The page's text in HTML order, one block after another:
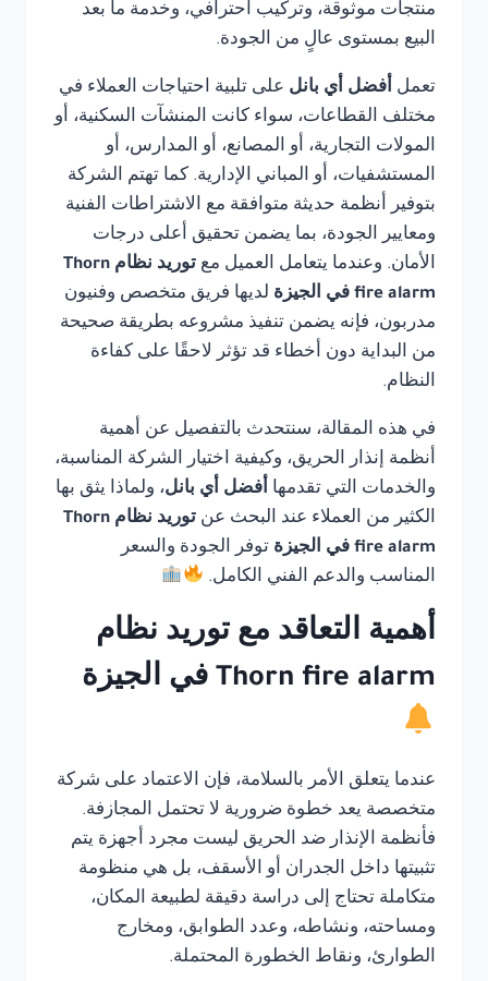
منتجات موثوقة، وتركيب احترافي، وخدمة ما بعد
البيع بمستوى عالٍ من الجودة.
تعمل أفضل أي بانل على تلبية احتياجات العملاء في
مختلف القطاعات، سواء كانت المنشآت السكنية، أو
المولات التجارية، أو المصانع، أو المدارس، أو
المستشفيات، أو المباني الإدارية. كما تهتم الشركة
بتوفير أنظمة حديثة متوافقة مع الاشتراطات الفنية
ومعايير الجودة، بما يضمن تحقيق أعلى درجات
الأمان. وعندما يتعامل العميل مع
توريد نظام Thorn
fire alarm في الجيزة
لديها فريق متخصص وفنيون
مدربون، فإنه يضمن تنفيذ مشروعه بطريقة صحيحة
من البداية دون أخطاء قد تؤثر لاحقًا على كفاءة
النظام.
في هذه المقالة، سنتحدث بالتفصيل عن أهمية
أنظمة إنذار الحريق، وكيفية اختيار الشركة المناسبة،
والخدمات التي تقدمها أفضل أي بانل، ولماذا يثق بها
الكثير من العملاء عند البحث عن
توريد نظام Thorn
fire alarm في الجيزة
توفر الجودة والسعر
المناسب والدعم الفني الكامل.
أهمية التعاقد مع توريد نظام
Thorn fire alarm في الجيزة
عندما يتعلق الأمر بالسلامة، فإن الاعتماد على شركة
متخصصة يعد خطوة ضرورية لا تحتمل المجازفة.
فأنظمة الإنذار ضد الحريق ليست مجرد أجهزة يتم
تثبيتها داخل الجدران أو الأسقف، بل هي منظومة
متكاملة تحتاج إلى دراسة دقيقة لطبيعة المكان،
ومساحته، ونشاطه، وعدد الطوابق، ومخارج
الطوارئ، ونقاط الخطورة المحتملة.